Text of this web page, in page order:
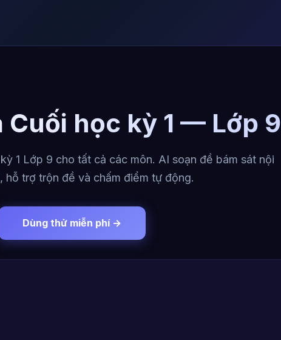
học kỳ 1 — Lớp 9
1 Lớp 9 cho tất cả các môn. AI soạn đề bám sát nội
hỗ trợ trộn đề và chấm điểm tự động.
Dùng thử miễn phí →